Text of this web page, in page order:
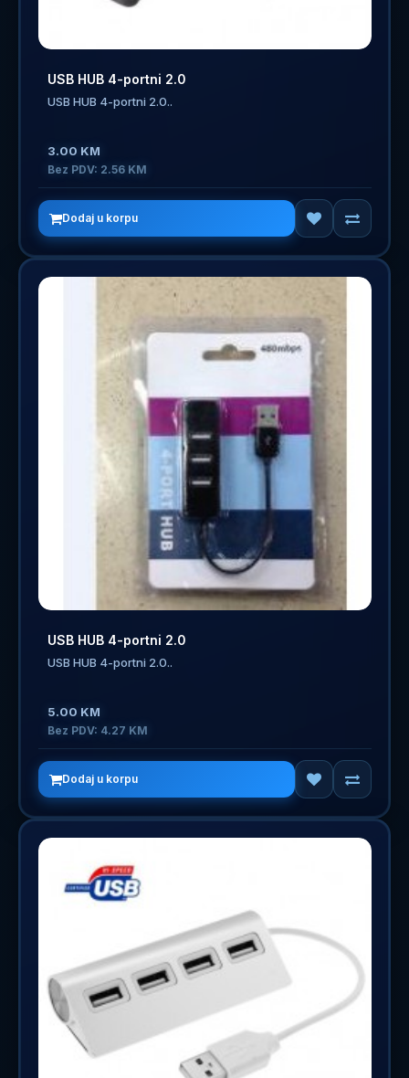
USB HUB 4-portni 2.0
USB HUB 4-portni 2.0..
3.00 KM
Bez PDV: 2.56 KM
Dodaj u korpu
USB HUB 4-portni 2.0
USB HUB 4-portni 2.0..
5.00 KM
Bez PDV: 4.27 KM
Dodaj u korpu